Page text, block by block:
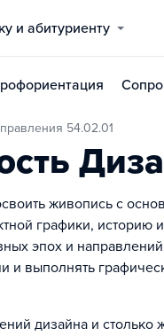
и абитуриенту
54.02.01
живопись с
графики, историю
эпох и
и выполнять
дизайна и